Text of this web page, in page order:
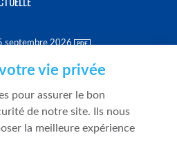
septembre 2026
vie privée
pour assurer le bon
de notre site. Ils nous
la meilleure expérience